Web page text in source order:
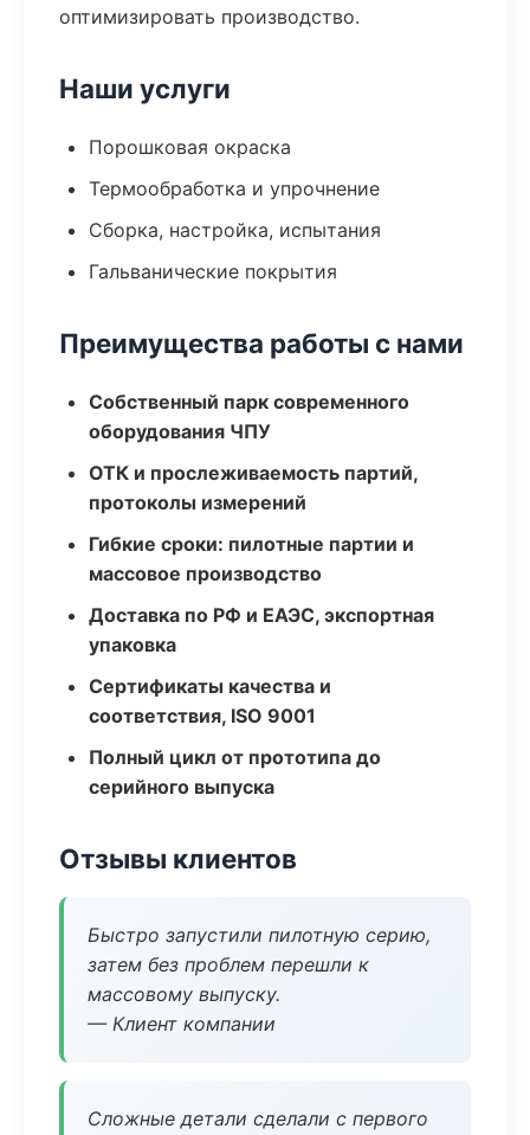
оптимизировать производство.
Наши услуги
Порошковая окраска
Термообработка и упрочнение
Сборка, настройка, испытания
Гальванические покрытия
Преимущества работы с нами
Собственный парк современного
оборудования ЧПУ
ОТК и прослеживаемость партий,
протоколы измерений
Гибкие сроки: пилотные партии и
массовое производство
Доставка по РФ и ЕАЭС, экспортная
упаковка
Сертификаты качества и
соответствия, ISO 9001
Полный цикл от прототипа до
серийного выпуска
Отзывы клиентов
Быстро запустили пилотную серию,
затем без проблем перешли к
массовому выпуску.
— Клиент компании
Сложные детали сделали с первого